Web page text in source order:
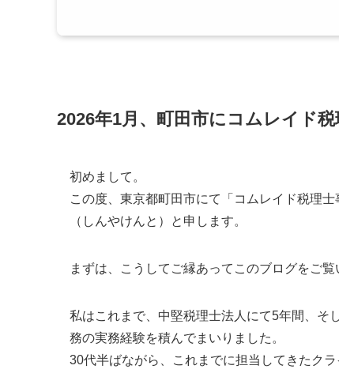
2026年1月、町田市にコムレイド
初めまして。
この度、東京都町田市にて「コムレイド税理
（しんやけんと）と申します。
まずは、こうしてご縁あってこのブログをご
私はこれまで、中堅税理士法人にて5年間、そ
務の実務経験を積んでまいりました。
30代半ばながら、これまでに担当してきたク